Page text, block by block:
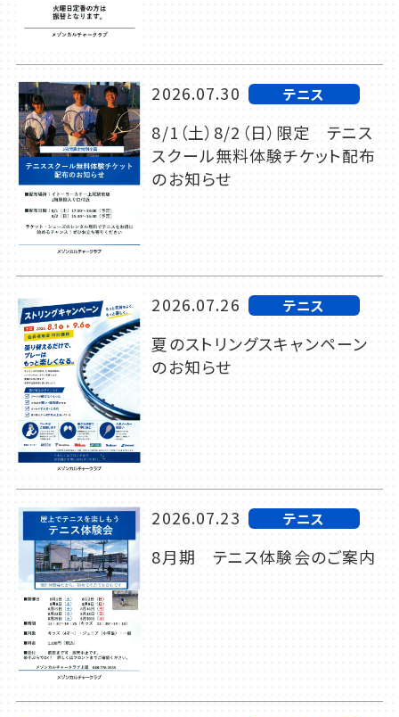
2026.07.30 テニス
8/1（土）8/2（日）限定 テニス
スクール無料体験チケット配布
のお知らせ
2026.07.26 テニス
夏のストリングスキャンペーン
のお知らせ
2026.07.23 テニス
8月期 テニス体験会のご案内